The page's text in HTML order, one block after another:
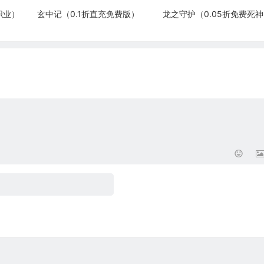
） 玄中记（0.1折直充免费版） 龙之守护（0.05折免费死